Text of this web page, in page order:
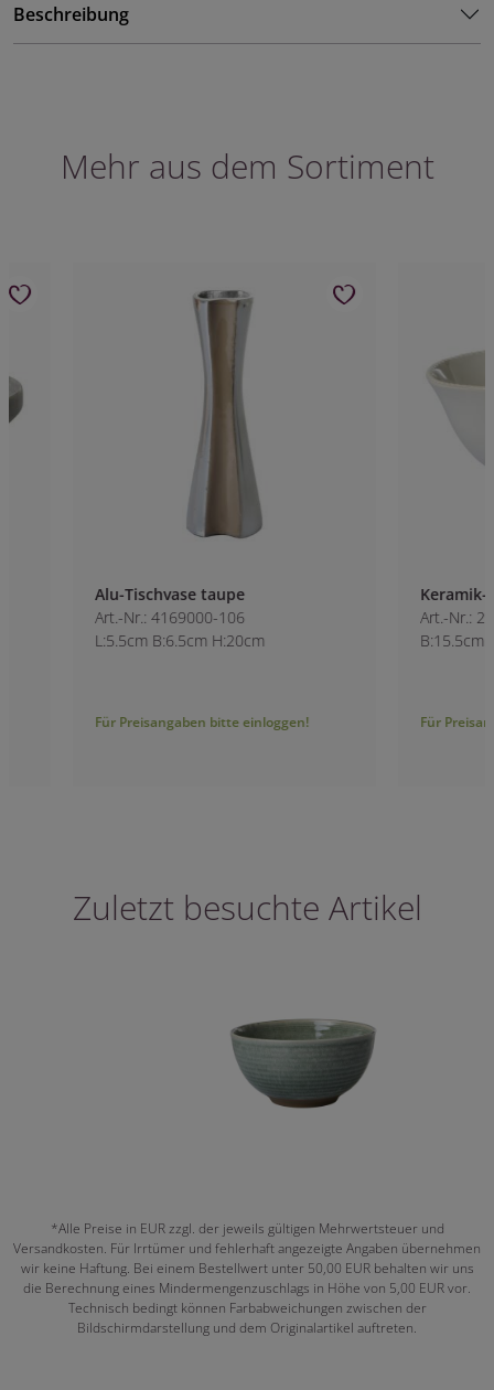
Beschreibung
Mehr aus dem Sortiment
Alu-Tischvase taupe
Art.-Nr.: 4169000-106
L:5.5cm B:6.5cm H:20cm
Für Preisangaben bitte einloggen!
Keramik-
Art.-Nr.: 2310100
B:15.5cm H:7cm
Für Preisangaben
Zuletzt besuchte Artikel
*Alle Preise in EUR zzgl. der jeweils gültigen Mehrwertsteuer und
Versandkosten. Für Irrtümer und fehlerhaft angezeigte Angaben übernehmen
wir keine Haftung. Bei einem Bestellwert unter 50,00 EUR behalten wir uns
die Berechnung eines Mindermengenzuschlags in Höhe von 5,00 EUR vor.
Technisch bedingt können Farbabweichungen zwischen der
Bildschirmdarstellung und dem Originalartikel auftreten.